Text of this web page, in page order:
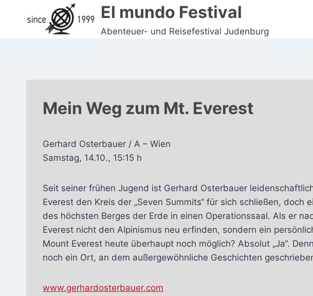
El mundo Festival
Abenteuer- und Reisefestival Judenburg
Mein Weg zum Mt. Everest
Gerhard Osterbauer / A – Wien
Samstag, 14.10., 15:15 h
Seit seiner frühen Jugend ist Gerhard Osterbauer
Everest den Kreis der „Seven Summits“ für sich schließen,
des höchsten Berges der Erde in einen Operationssaal. Als er
Everest nicht den Alpinismus neu erfinden, sondern ein
Mount Everest heute überhaupt noch möglich? Absolut „Ja“.
noch ein Ort, an dem außergewöhnliche Geschichten
www.gerhardosterbauer.com